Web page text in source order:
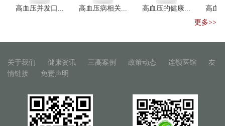
见稿）
“互联网+中药材”产业升级之路
人民日报：中药秘方大量流失 成
中医药“一带一路”国际合作论坛
一带一路"医药机遇：中阿卫生
王国强：加快推进中医药创新驱
高血压并发口... 高血压病相关... 高血压的健康...
高血压并
更多>>
关于我们 健康资讯 三高案例 政策动态 连锁医馆
友
情链接
免责声明